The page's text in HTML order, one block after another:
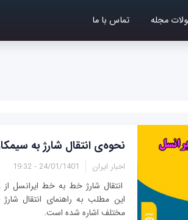
مجله تماس با ما
نحوه‌ی انتقال شارژ به
اخبار ایران 24/01/1401 - 19:32
انتقال شارژ خط به خط ایرانسل
این مطلب به راهنمای انتقال
مختلف اشاره شده است.